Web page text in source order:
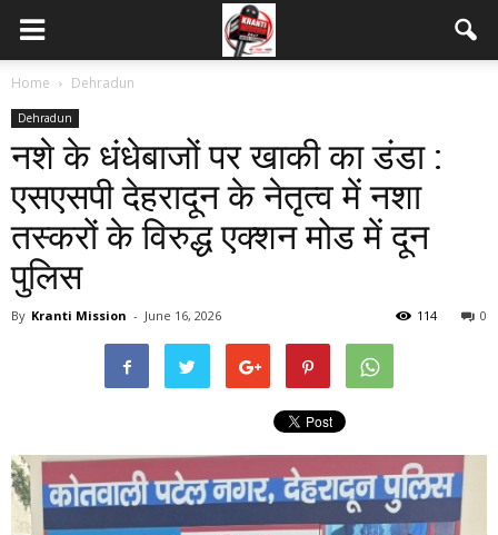
Home Dehradun
Dehradun
नशे के धंधेबाजों पर खाकी का डंडा :
एसएसपी देहरादून के नेतृत्व में नशा
तस्करों के विरुद्ध एक्शन मोड में दून
पुलिस
By Kranti Mission - June 16, 2026 0
114